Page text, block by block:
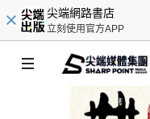
尖端網路書店
立刻使用官方APP